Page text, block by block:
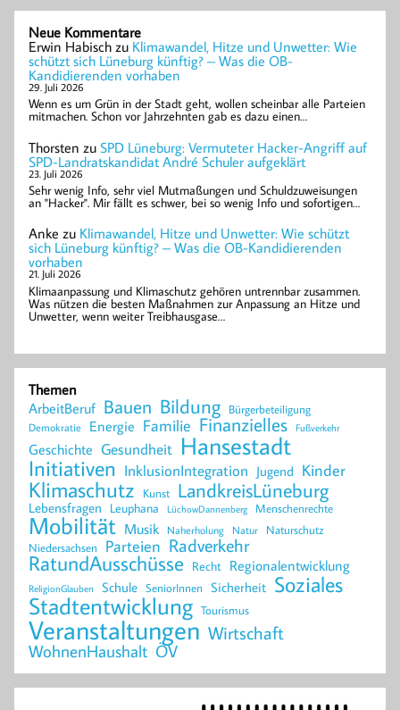
Neue Kommentare
Erwin Habisch zu Klimawandel, Hitze und Unwetter: Wie
schützt sich Lüneburg künftig? – Was die OB-
Kandidierenden vorhaben
29. Juli 2026
Wenn es um Grün in der Stadt geht, wollen scheinbar alle Parteien
mitmachen. Schon vor Jahrzehnten gab es dazu einen…
Thorsten zu SPD Lüneburg: Vermuteter Hacker-Angriff auf
SPD-Landratskandidat André Schuler aufgeklärt
23. Juli 2026
Sehr wenig Info, sehr viel Mutmaßungen und Schuldzuweisungen
an "Hacker". Mir fällt es schwer, bei so wenig Info und sofortigen…
Anke zu Klimawandel, Hitze und Unwetter: Wie schützt
sich Lüneburg künftig? – Was die OB-Kandidierenden
vorhaben
21. Juli 2026
Klimaanpassung und Klimaschutz gehören untrennbar zusammen.
Was nützen die besten Maßnahmen zur Anpassung an Hitze und
Unwetter, wenn weiter Treibhausgase…
Themen
ArbeitBeruf Bauen Bildung Bürgerbeteiligung
Demokratie Energie Familie Finanzielles Fußverkehr
Geschichte Gesundheit Hansestadt
Initiativen InklusionIntegration Jugend Kinder
Klimaschutz Kunst LandkreisLüneburg
Lebensfragen Leuphana LüchowDannenberg Menschenrechte
Mobilität Musik Naherholung Natur Naturschutz
Niedersachsen Parteien Radverkehr
RatundAusschüsse Recht Regionalentwicklung
ReligionGlauben Schule SeniorInnen Sicherheit Soziales
Stadtentwicklung Tourismus
Veranstaltungen Wirtschaft
WohnenHaushalt ÖV